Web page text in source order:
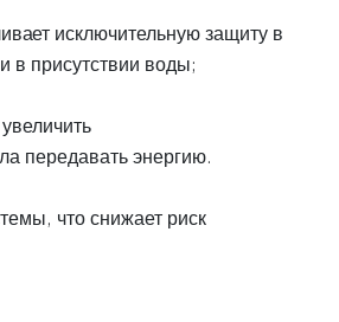
исключительную защиту в
в присутствии воды;
передавать энергию.
что снижает риск